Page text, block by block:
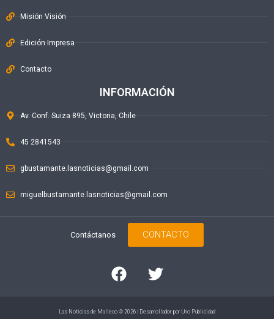
Misión Visión
Edición Impresa
Contacto
INFORMACIÓN
Av. Conf. Suiza 895, Victoria, Chile
45 2841543
gbustamante.lasnoticias@gmail.com
miguelbustamante.lasnoticias@gmail.com
Contáctanos CONTACTO
Las Noticias de Malleco © 2026 | Desarrollador por Uno Publicidad